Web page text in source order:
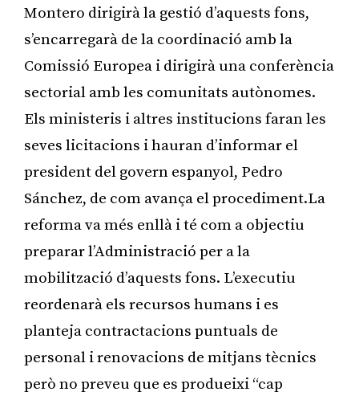
Montero dirigirà la gestió d’aquests fons,
s’encarregarà de la coordinació amb la
Comissió Europea i dirigirà una conferència
sectorial amb les comunitats autònomes.
Els ministeris i altres institucions faran les
seves licitacions i hauran d’informar el
president del govern espanyol, Pedro
Sánchez, de com avança el procediment.La
reforma va més enllà i té com a objectiu
preparar l’Administració per a la
mobilització d’aquests fons. L’executiu
reordenarà els recursos humans i es
planteja contractacions puntuals de
personal i renovacions de mitjans tècnics
però no preveu que es produeixi “cap